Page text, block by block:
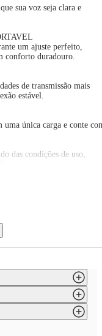
sua voz seja clara e
um ajuste perfeito,
conforto duradouro.
de transmissão mais
estável.
uma única carga e conte
das condições de uso,
aprimorando sua
sua música acompanhe
ou à água. A proteção
ao desgaste de uso.
CONNEX